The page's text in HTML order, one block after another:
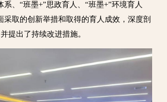
系、“班墨+”思政育人、“班墨+”环境育人
采取的创新举措和取得的育人成效，深度剖
提出了持续改进措施。